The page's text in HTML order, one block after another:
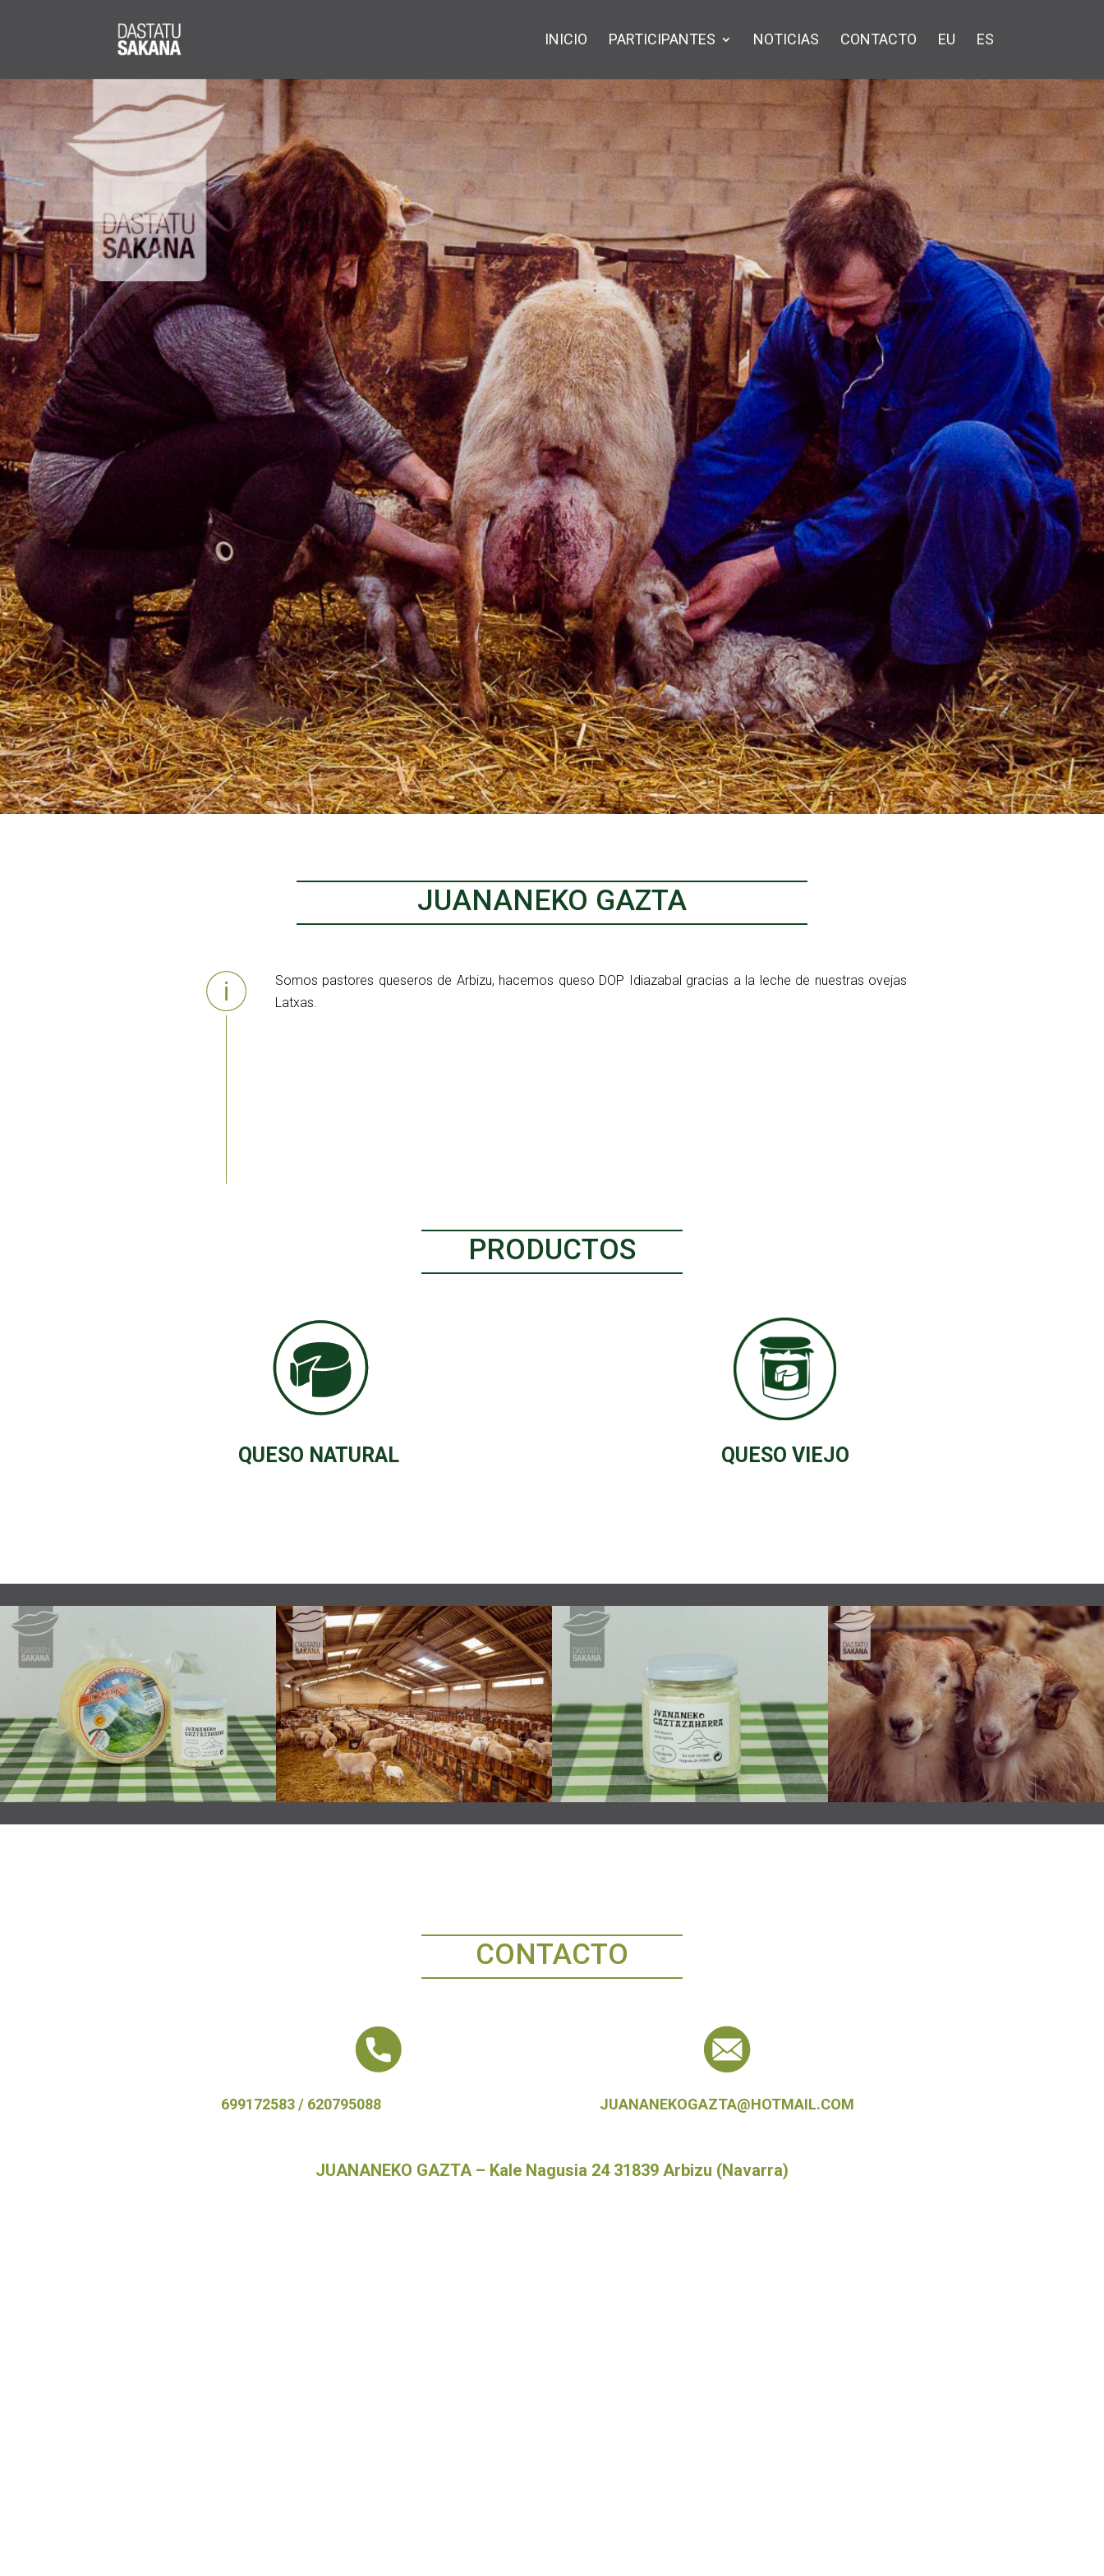
INICIO PARTICIPANTES NOTICIAS CONTACTO EU ES
JUANANEKO GAZTA
Somos pastores queseros de Arbizu, hacemos queso DOP Idiazabal gracias a la leche de nuestras ovejas
Latxas.
PRODUCTOS
QUESO NATURAL QUESO VIEJO
CONTACTO
699172583/ 620795088 JUANANEKOGAZTA@HOTMAIL.COM
JUANANEKO GAZTA – Kale Nagusia 24 31839 Arbizu (Navarra)